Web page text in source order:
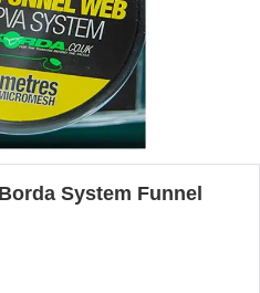
System Funnel